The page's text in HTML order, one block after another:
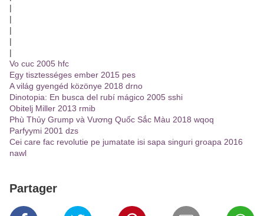
|
|
|
|
|
Vo cuc 2005 hfc
Egy tisztességes ember 2015 pes
A világ gyengéd közönye 2018 drno
Dinotopia: En busca del rubí mágico 2005 sshi
Obitelj Miller 2013 rmib
Phù Thủy Grump và Vương Quốc Sắc Màu 2018 wqoq
Parfyymi 2001 dzs
Cei care fac revolutie pe jumatate isi sapa singuri groapa 2016
nawl
Partager